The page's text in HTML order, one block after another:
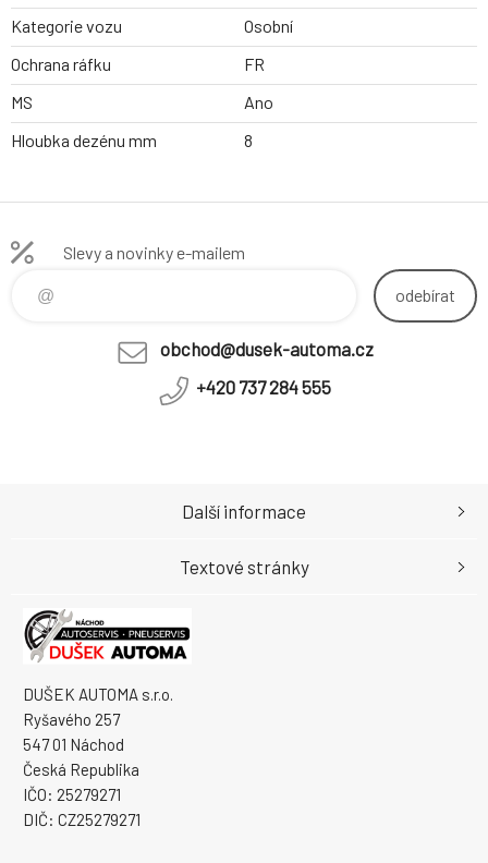
Kategorie vozu
Osobní
Ochrana ráfku
FR
MS
Ano
Hloubka dezénu mm
8
Slevy a novinky e-mailem
odebírat
obchod@dusek-automa.cz
+420 737 284 555
DUŠEK AUTOMA s.r.o.
Ryšavého 257
547 01 Náchod
Česká Republika
IČO: 25279271
DIČ: CZ25279271
Další informace
Textové stránky